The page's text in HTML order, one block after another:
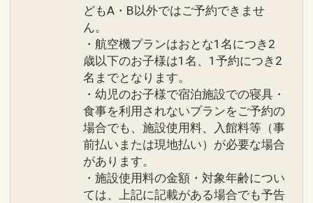
どもA・B以外ではご予約できませ
ん。
・航空機プランはおとな1名につき2
歳以下のお子様は1名、1予約につき2
名までとなります。
・幼児のお子様で宿泊施設での寝具・
食事を利用されないプランをご予約の
場合でも、施設使用料、入館料等（事
前払いまたは現地払い）が必要な場合
があります。
・施設使用料の金額・対象年齢につい
ては、上記に記載がある場合でも予告